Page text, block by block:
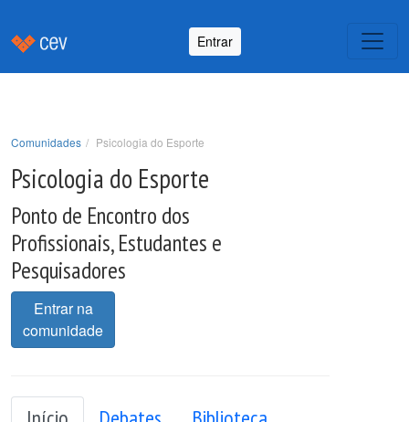
Entrar
Comunidades Psicologia do Esporte
Psicologia do Esporte
Ponto de Encontro dos
Profissionais, Estudantes e
Pesquisadores
Entrar na
comunidade